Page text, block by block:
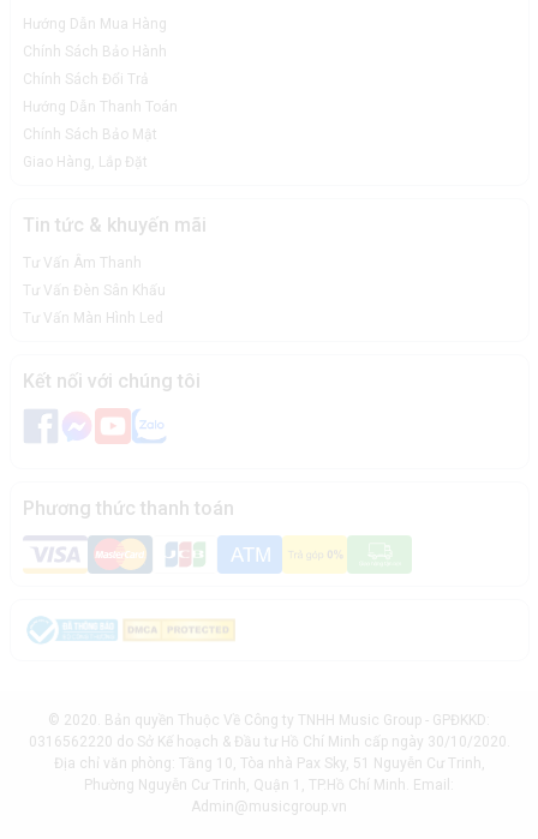
Hướng Dẫn Mua Hàng
Chính Sách Bảo Hành
Chính Sách Đổi Trả
Hướng Dẫn Thanh Toán
Chính Sách Bảo Mật
Giao Hàng, Lắp Đặt
Tin tức & khuyến mãi
Tư Vấn Âm Thanh
Tư Vấn Đèn Sân Khấu
Tư Vấn Màn Hình Led
Kết nối với chúng tôi
Phương thức thanh toán
© 2020. Bản quyền Thuộc Về Công ty TNHH Music Group - GPĐKKD:
0316562220 do Sở Kế hoạch & Đầu tư Hồ Chí Minh cấp ngày 30/10/2020.
Địa chỉ văn phòng: Tầng 10, Tòa nhà Pax Sky, 51 Nguyễn Cư Trinh,
Phường Nguyễn Cư Trinh, Quận 1, TP.Hồ Chí Minh. Email:
Admin@musicgroup.vn